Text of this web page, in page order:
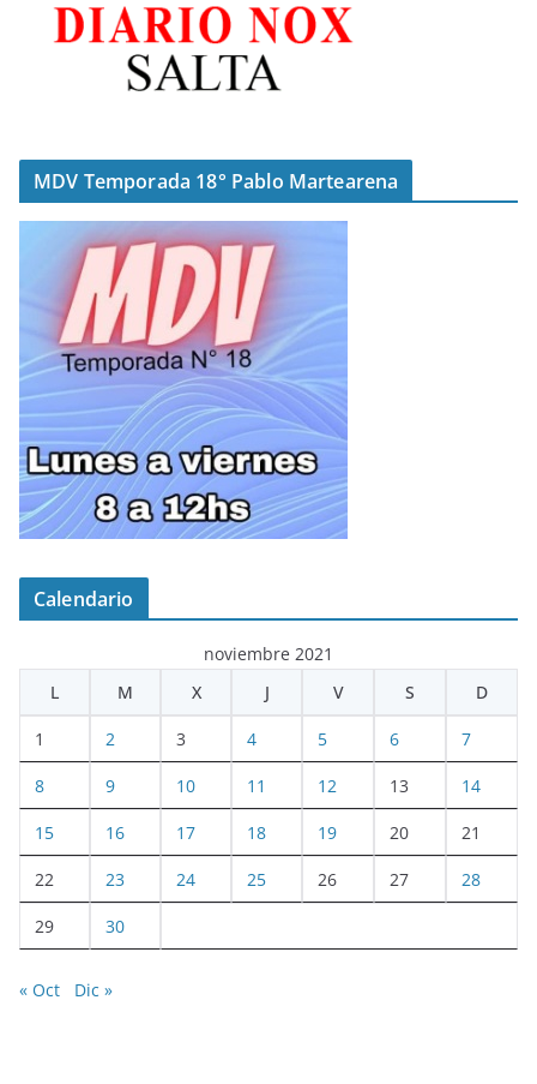
MDV Temporada 18° Pablo Martearena
Calendario
noviembre 2021
L
M X J V S D
1 2 3 4 5 6 7
8 9 10 11 12 13 14
15 16 17 18 19 20 21
22 23 24 25 26 27 28
29 30
« Oct Dic »